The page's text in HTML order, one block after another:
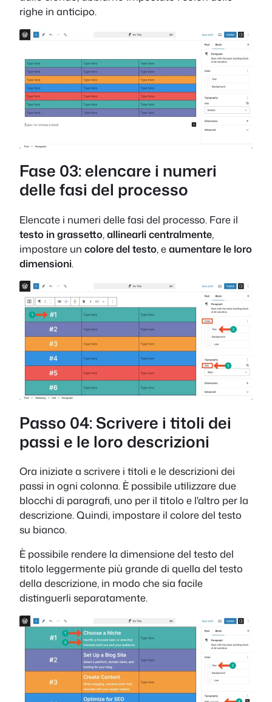
righe in anticipo.
Fase 03: elencare i numeri
delle fasi del processo
Elencate i numeri delle fasi del processo. Fare il
testo in grassetto,allinearli centralmente,
impostare un colore del testo, eaumentare le loro
dimensioni.
Passo 04: Scrivere i titoli dei
passi e le loro descrizioni
Ora iniziate a scrivere i titoli e le descrizioni dei
passi in ogni colonna. È possibile utilizzare due
blocchi di paragrafi, uno per il titolo e l'altro per la
descrizione. Quindi, impostare il colore del testo
su bianco.
È possibile rendere la dimensione del testo del
titolo leggermente più grande di quella del testo
della descrizione, in modo che sia facile
distinguerli separatamente.